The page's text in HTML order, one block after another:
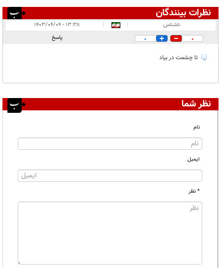
نظرات بینندگان
در انتظار بررسی:
ناشناس |
|
۱۳:۳۸ - ۱۴۰۳/۰۴/۰۹
0
0 پاسخ
تا چشمت در بیاد
نظر شما
نام
ایمیل
* نظر